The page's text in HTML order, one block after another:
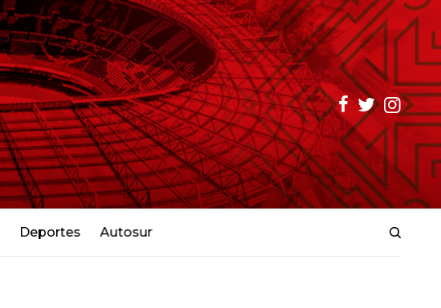
Deportes Autosur